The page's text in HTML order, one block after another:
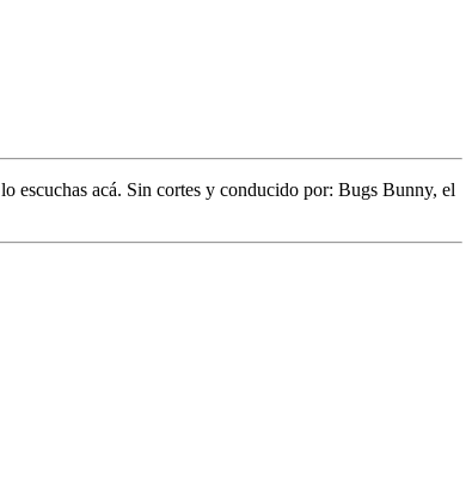
lo escuchas acá. Sin cortes y conducido por: Bugs Bunny, el